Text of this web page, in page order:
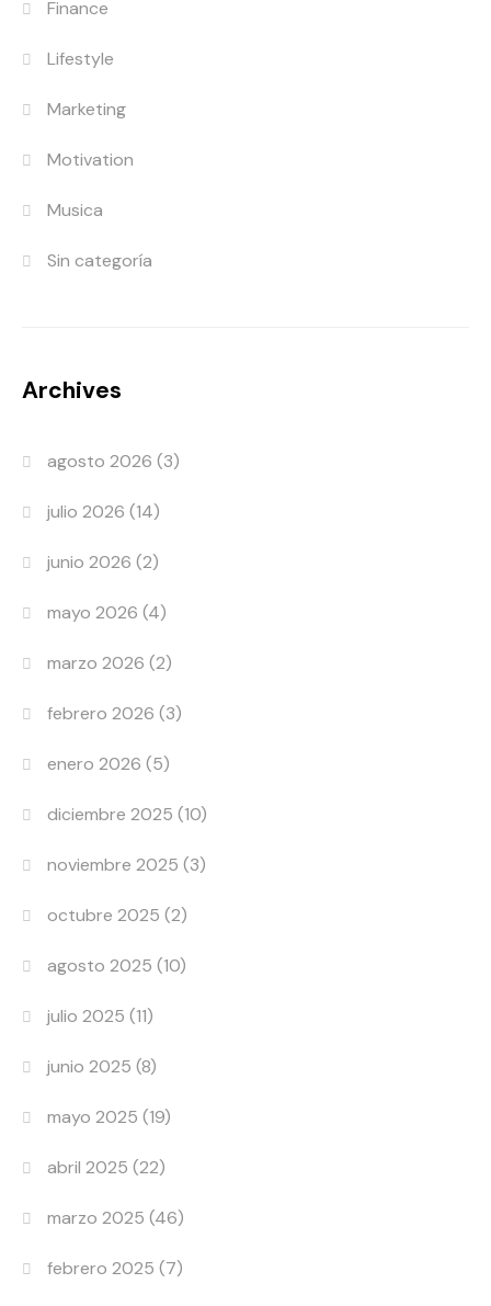
Finance
Lifestyle
Marketing
Motivation
Musica
Sin categoría
Archives
agosto 2026 (3)
julio 2026 (14)
junio 2026 (2)
mayo 2026 (4)
marzo 2026 (2)
febrero 2026 (3)
enero 2026 (5)
diciembre 2025 (10)
noviembre 2025 (3)
octubre 2025 (2)
agosto 2025 (10)
julio 2025 (11)
junio 2025 (8)
mayo 2025 (19)
abril 2025 (22)
marzo 2025 (46)
febrero 2025 (7)